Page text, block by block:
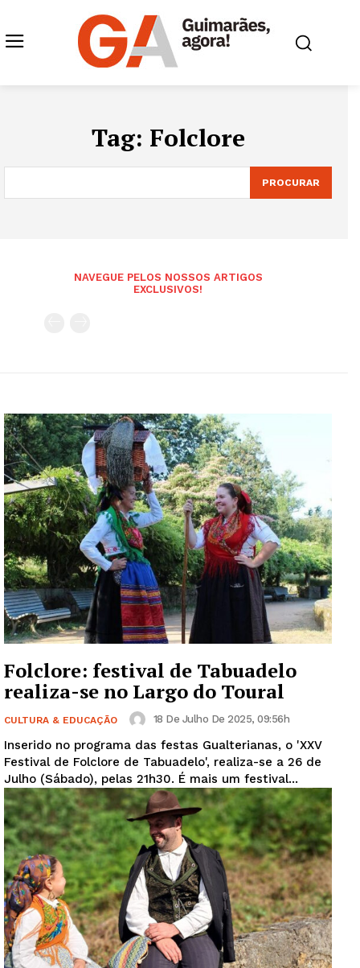
Tag: Folclore
PROCURAR
NAVEGUE PELOS NOSSOS ARTIGOS
EXCLUSIVOS!
Folclore: festival de Tabuadelo
realiza-se no Largo do Toural
CULTURA & EDUCAÇÃO 18 De Julho De 2025, 09:56h
Inserido no programa das festas Gualterianas, o 'XXV
Festival de Folclore de Tabuadelo', realiza-se a 26 de
Julho (Sábado), pelas 21h30. É mais um festival...